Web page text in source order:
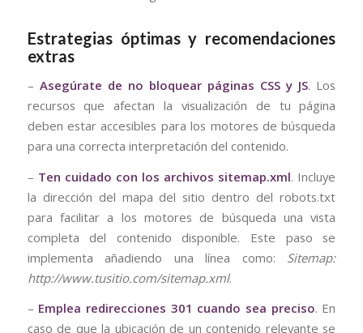
Estrategias óptimas y recomendaciones
extras
– Asegúrate de no bloquear páginas CSS y JS. Los
recursos que afectan la visualización de tu página
deben estar accesibles para los motores de búsqueda
para una correcta interpretación del contenido.
– Ten cuidado con los archivos sitemap.xml. Incluye
la dirección del mapa del sitio dentro del robots.txt
para facilitar a los motores de búsqueda una vista
completa del contenido disponible. Este paso se
implementa añadiendo una línea como: Sitemap:
http://www.tusitio.com/sitemap.xml.
– Emplea redirecciones 301 cuando sea preciso. En
caso de que la ubicación de un contenido relevante se